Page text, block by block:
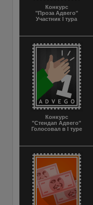
Конкурс
"Проза Адвего"
Участник I тура
Конкурс
"Стендап Адвего"
Голосовал в I туре